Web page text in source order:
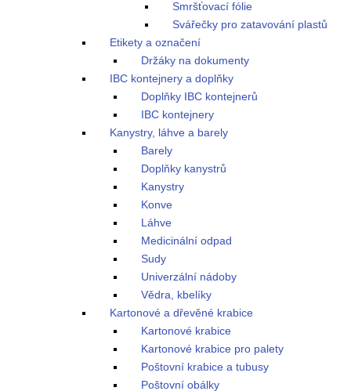
Smršťovací fólie
Svářečky pro zatavování plastů
Etikety a označení
Držáky na dokumenty
IBC kontejnery a doplňky
Doplňky IBC kontejnerů
IBC kontejnery
Kanystry, láhve a barely
Barely
Doplňky kanystrů
Kanystry
Konve
Láhve
Medicinální odpad
Sudy
Univerzální nádoby
Vědra, kbelíky
Kartonové a dřevěné krabice
Kartonové krabice
Kartonové krabice pro palety
Poštovní krabice a tubusy
Poštovní obálky